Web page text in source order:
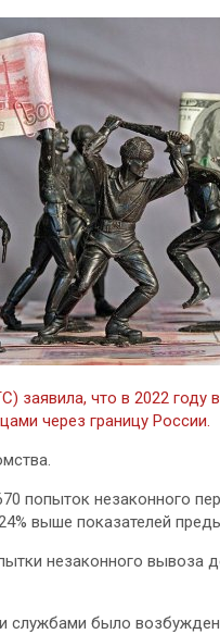
заявила, что в 2022 году
через границу России.
попыток незаконного
выше показателей
незаконного вывоза
было